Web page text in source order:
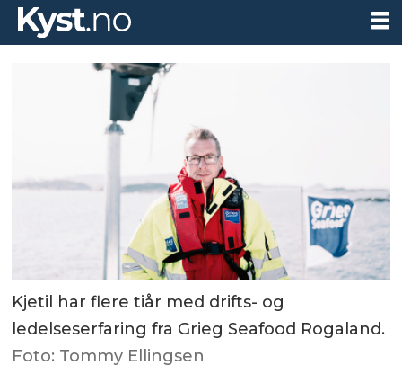
Kjetil har flere tiår med drifts- og
ledelseserfaring fra Grieg Seafood Rogaland.
Foto: Tommy Ellingsen